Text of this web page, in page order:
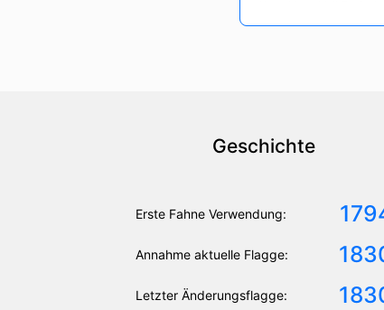
Geschichte
Erste Fahne Verwendung:
Annahme aktuelle Flagge:
Letzter Änderungsflagge: